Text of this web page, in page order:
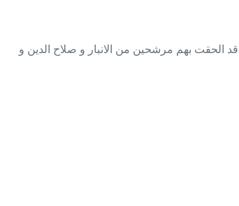
الحقت بهم مرشحين من الانبار و صلاح الدين و